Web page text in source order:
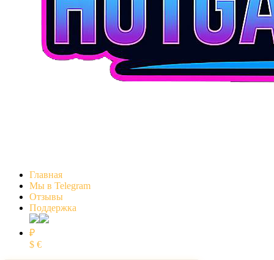
Главная
Мы в Telegram
Отзывы
Поддержка
₽
$ €